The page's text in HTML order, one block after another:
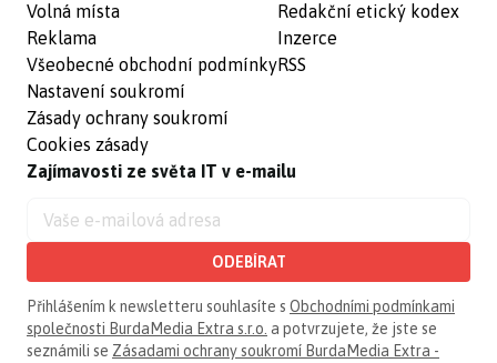
Volná místa
Reklama
Všeobecné obchodní podmínky
Nastavení soukromí
Zásady ochrany soukromí
Cookies zásady
Redakční etický kodex
Inzerce
RSS
Zajímavosti ze světa IT v e-mailu
ODEBÍRAT
Přihlášením k newsletteru souhlasíte s Obchodními podmínkami
společnosti BurdaMedia Extra s.r.o. a potvrzujete, že jste se
seznámili se Zásadami ochrany soukromí BurdaMedia Extra -